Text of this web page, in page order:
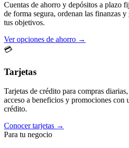
Cuentas de ahorro y depósitos a plazo
de forma segura, ordenan las finanzas
tus objetivos.
Ver opciones de ahorro →
💳
Tarjetas
Tarjetas de crédito para compras
acceso a beneficios y promociones con
crédito.
Conocer tarjetas →
Para tu negocio